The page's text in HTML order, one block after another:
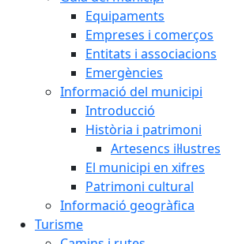
Equipaments
Empreses i comerços
Entitats i associacions
Emergències
Informació del municipi
Introducció
Història i patrimoni
Artesencs il·lustres
El municipi en xifres
Patrimoni cultural
Informació geogràfica
Turisme